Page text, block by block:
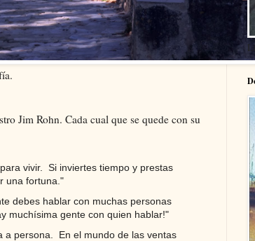
Jim Rohn. Cada cual que se quede con su
vivir. Si inviertes tiempo y prestas
una fortuna."
debes hablar con muchas personas
muchísima gente con quien hablar!"
a persona. En el mundo de las ventas